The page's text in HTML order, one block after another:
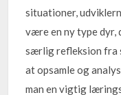
situationer,
være en ny type dyr,
særlig refleksion fra
at opsamle og
man en vigtig